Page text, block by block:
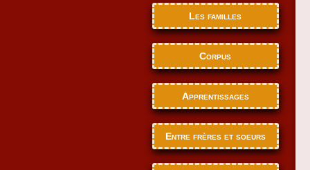
Les familles
Corpus
Apprentissages
Entre frères et soeurs